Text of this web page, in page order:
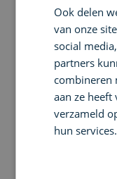
hydratante maintient
Ingrédients:
Fernblock®+:
Polypodium
dommages liés au
Astaxanthine:
Haematococcus
Ook delen
van onze
social
partners
combineren
aan ze heeft
verzameld
hun services.